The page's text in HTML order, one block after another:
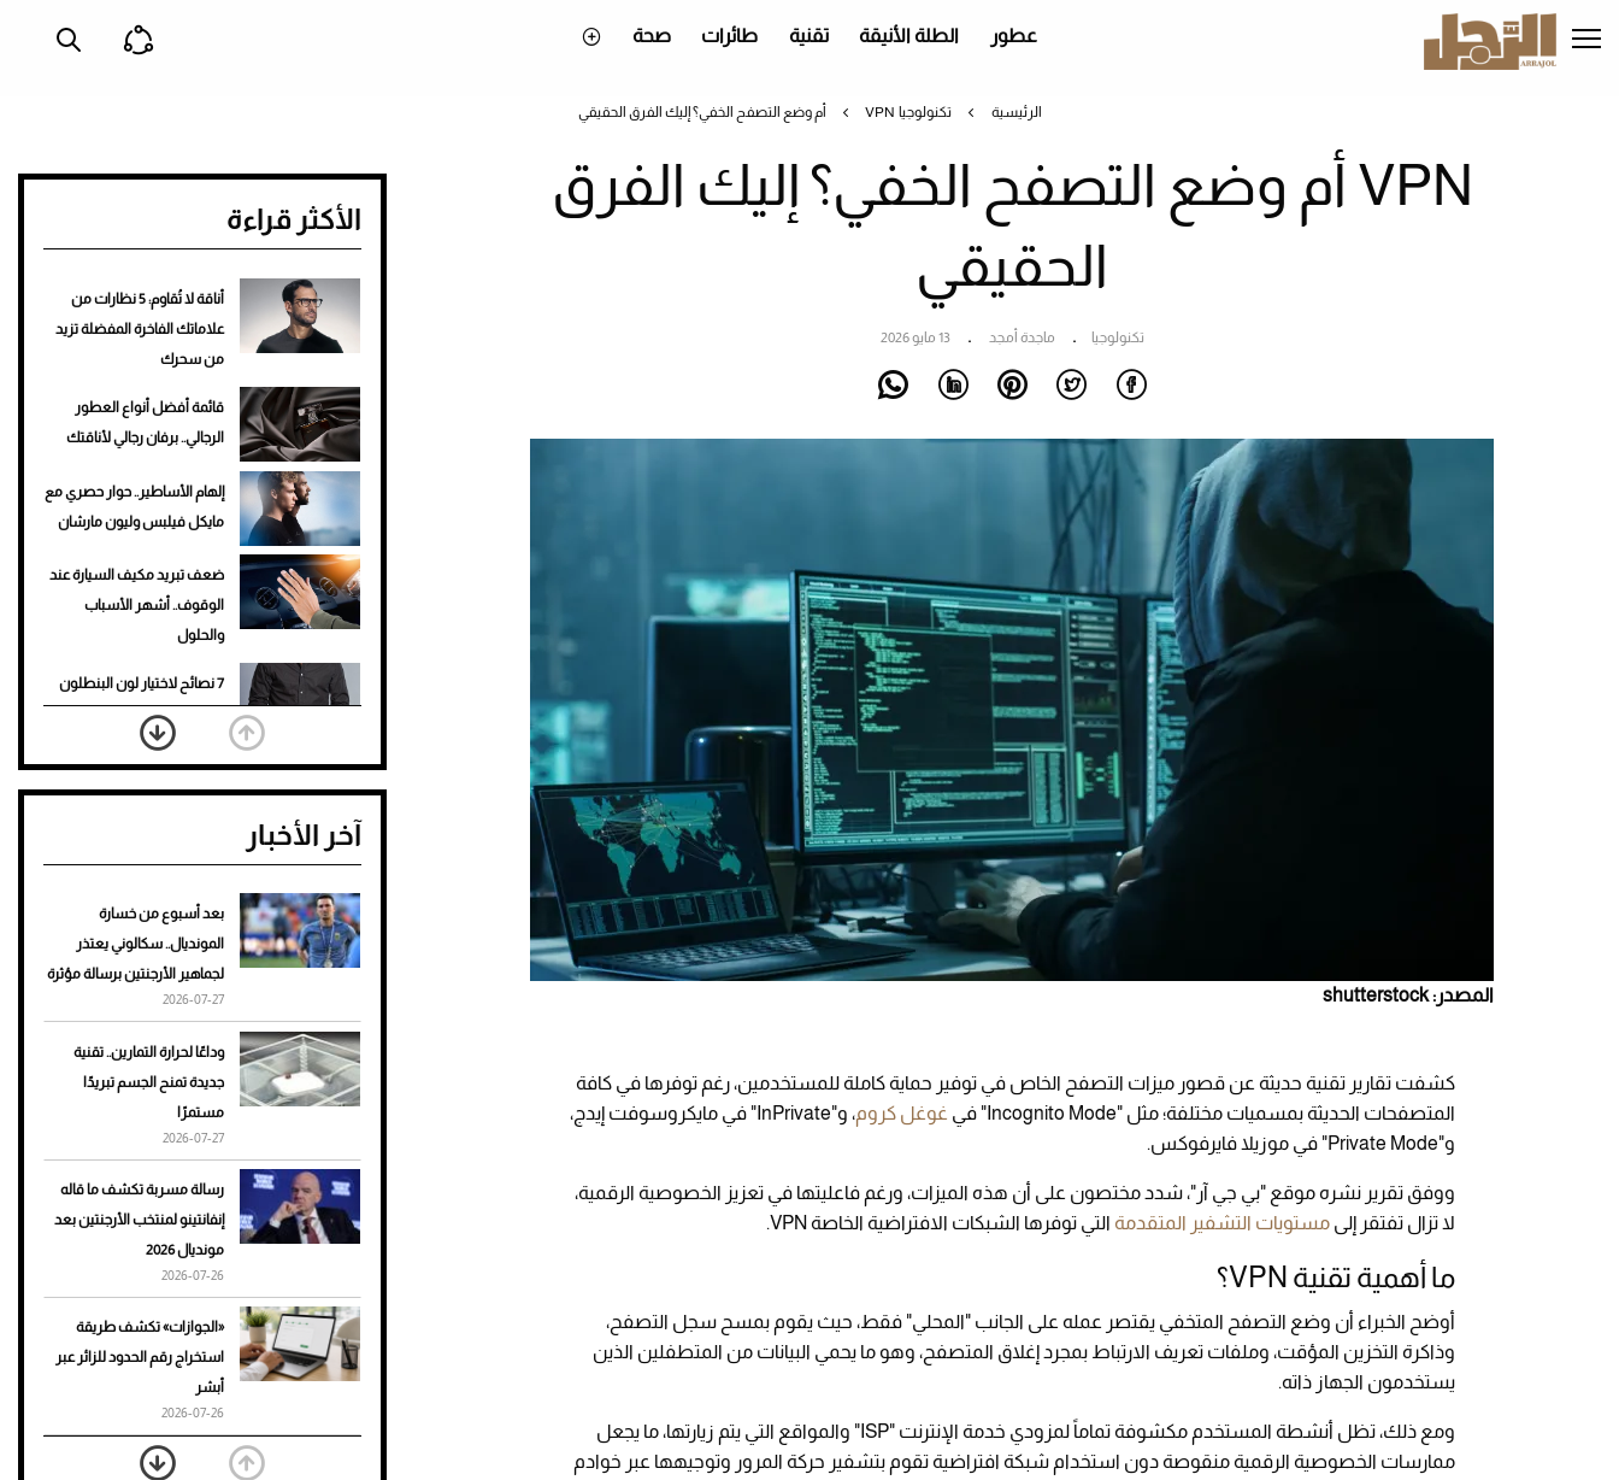
إلى
المحتوى
عطور الطلة الأنيقة تقنية طائرات صحة
الرئيسية تكنولوجيا VPN أم وضع التصفح الخفي؟ إليك الفرق الحقيقي
VPN أم وضع التصفح الخفي؟ إليك الفرق
الحقيقي
تكنولوجيا ماجدة أمجد 13 مايو 2026
المصدر: shutterstock
كشفت تقارير تقنية حديثة عن قصور ميزات التصفح الخاص في توفير حماية كاملة للمستخدمين، رغم توفرها في كافة
المتصفحات الحديثة بمسميات مختلفة؛ مثل "Incognito Mode" في
غوغل كروم
، و"InPrivate" في مايكروسوفت إيدج،
و"Private Mode" في موزيلا فايرفوكس.
ووفق تقرير نشره موقع "بي جي آر"، شدد مختصون على أن هذه الميزات، ورغم فاعليتها في تعزيز الخصوصية الرقمية،
لا تزال تفتقر إلى مستويات التشفير المتقدمة التي توفرها الشبكات الافتراضية الخاصة VPN.
ما أهمية تقنية VPN؟
أوضح الخبراء أن وضع التصفح المتخفي يقتصر عمله على الجانب "المحلي" فقط، حيث يقوم بمسح سجل التصفح،
وذاكرة التخزين المؤقت، وملفات تعريف الارتباط بمجرد إغلاق المتصفح، وهو ما يحمي البيانات من المتطفلين الذين
يستخدمون الجهاز ذاته.
ومع ذلك، تظل أنشطة المستخدم مكشوفة تماماً لمزودي خدمة الإنترنت "ISP" والمواقع التي يتم زيارتها، ما يجعل
ممارسات الخصوصية الرقمية منقوصة دون استخدام شبكة افتراضية تقوم بتشفير حركة المرور وتوجيهها عبر خوادم
الأكثر قراءة
أناقة لا تُقاوم: 5 نظارات من
علاماتك الفاخرة المفضلة تزيد
من سحرك
قائمة أفضل أنواع العطور
الرجالي.. برفان رجالي لأناقتك
إلهام الأساطير.. حوار حصري مع
مايكل فيلبس وليون مارشان
ضعف تبريد مكيف السيارة عند
الوقوف.. أشهر الأسباب
والحلول
7 نصائح لاختيار لون البنطلون
المناسب للقميص الأسود
نرى المستقبل من خلال
تصميماتنا.. كيف حجزت 1886
تمنحك فخامة استثنائية
هوى الأبطال
أفضل تدريج للشعر الطويل
لإطلالة جريئة وعصرية
للرجال
آخر الأخبار
بعد أسبوع من خسارة
المونديال.. سكالوني يعتذر
لجماهير الأرجنتين برسالة مؤثرة
2026-07-27
وداعًا لحرارة التمارين.. تقنية
جديدة تمنح الجسم تبريدًا
مستمرًا
2026-07-27
رسالة مسربة تكشف ما قاله
إنفانتينو لمنتخب الأرجنتين بعد
مونديال 2026
2026-07-26
«الجوازات» تكشف طريقة
استخراج رقم الحدود للزائر عبر
أبشر
2026-07-26
بعد 7 أشهر من تعرضه لحادث